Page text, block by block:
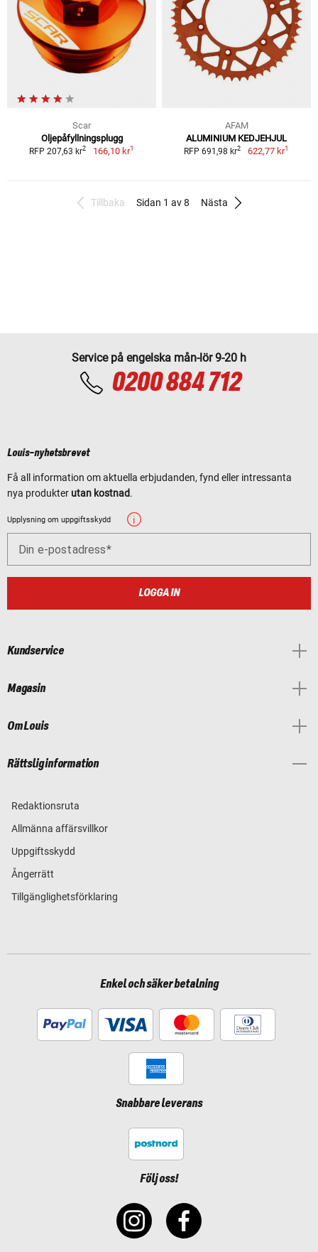
Scar
Oljepåfyllningsplugg
RFP 207,63 kr2 166,10 kr1
AFAM
ALUMINIUM KEDJEHJUL
RFP 691,98 kr2 622,77 kr1
Tillbaka Sidan 1 av 8 Nästa
Service på engelska mån-lör 9-20 h
0200 884 712
Louis-nyhetsbrevet
Få all information om aktuella erbjudanden, fynd eller intressanta
nya produkter utan kostnad.
Upplysning om uppgiftsskydd
Din e-postadress
LOGGA IN
Kundservice
Magasin
Om Louis
Rättslig information
Redaktionsruta
Allmänna affärsvillkor
Uppgiftsskydd
Ångerrätt
Tillgänglighetsförklaring
Enkel och säker betalning
Snabbare leverans
Följ oss!